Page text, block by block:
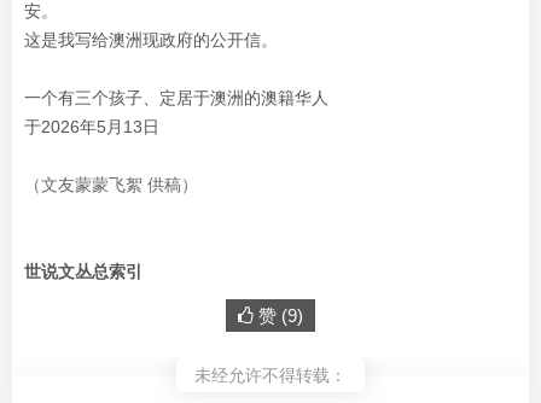
安。
这是我写给澳洲现政府的公开信。
一个有三个孩子、 定居于澳洲的澳籍华人
于2026年5月13日
（文友蒙蒙飞絮 供稿）
世说文丛总索引
赞 (9)
未经允许不得转载：